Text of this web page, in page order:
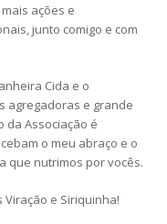
ações e
junto comigo e com
Cida e o
agregadoras e grande
da Associação é
o meu abraço e o
que nutrimos por vocês.
Viração e Siriquinha!